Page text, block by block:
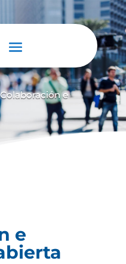
Colaboración e
e